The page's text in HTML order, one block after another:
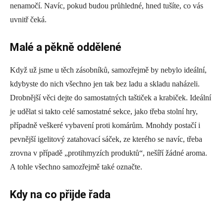
nenamočí. Navíc, pokud budou průhledné, hned tušíte, co vás
uvnitř čeká.
Malé a pěkně oddělené
Když už jsme u těch zásobníků, samozřejmě by nebylo ideální,
kdybyste do nich všechno jen tak bez ladu a skladu naházeli.
Drobnější věci dejte do samostatných taštiček a krabiček. Ideální
je udělat si takto celé samostatné sekce, jako třeba stolní hry,
případně veškeré vybavení proti komárům. Mnohdy postačí i
pevnější igelitový zatahovací sáček, ze kterého se navíc, třeba
zrovna v případě „protihmyzích produktů“, nešíří žádné aroma.
A tohle všechno samozřejmě také označte.
Kdy na co přijde řada